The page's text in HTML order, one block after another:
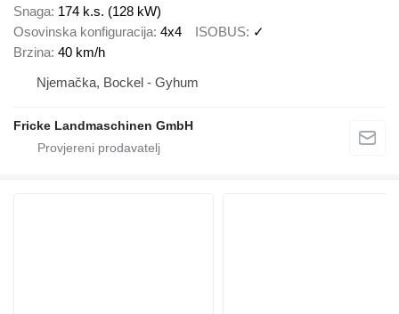
Snaga 174 k.s. (128 kW)
Osovinska konfiguracija 4x4 ISOBUS ✓
Brzina 40 km/h
Njemačka, Bockel - Gyhum
Fricke Landmaschinen GmbH